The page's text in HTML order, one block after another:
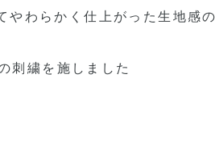
やわらかく仕上がった生地感
刺繍を施しました